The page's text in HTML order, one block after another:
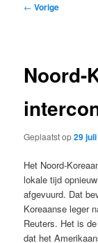
Bericht
← Vorige
Noord-
Geplaatst op29
Het Noord-
lokale tijd
afgevuurd. Dat
Koreaanse leger
Reuters. Het is
dat het